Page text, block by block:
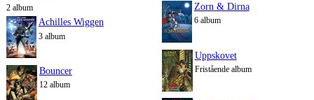
2 album
Achilles Wiggen
3 album
Bouncer
12 album
Zorn & Dirna
6 album
Uppskovet
Fristående album